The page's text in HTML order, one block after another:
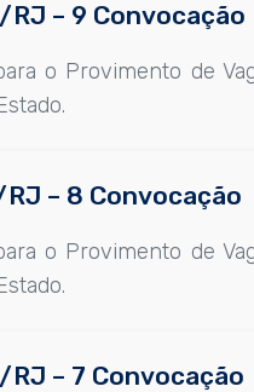
RJ – 9 Convocação
o Provimento de
RJ – 8 Convocação
o Provimento de
RJ – 7 Convocação